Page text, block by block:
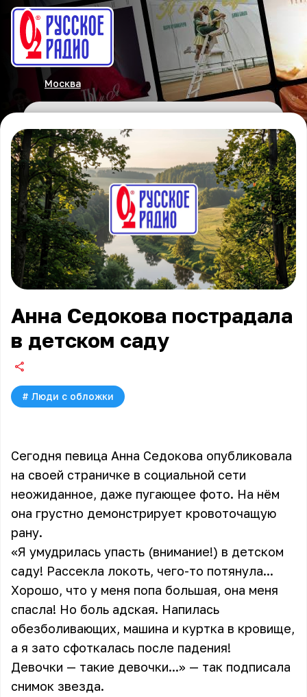
Москва
Анна Седокова пострадала
в детском саду
# Люди с обложки
Сегодня певица Анна Седокова опубликовала
на своей страничке в социальной сети
неожиданное, даже пугающее фото. На нём
она грустно демонстрирует кровоточащую
рану.
«Я умудрилась упасть (внимание!) в детском
саду! Рассекла локоть, чего-то потянула...
Хорошо, что у меня попа большая, она меня
спасла! Но боль адская. Напилась
обезболивающих, машина и куртка в кровище,
а я зато сфоткалась после падения!
Девочки — такие девочки...» — так подписала
снимок звезда.